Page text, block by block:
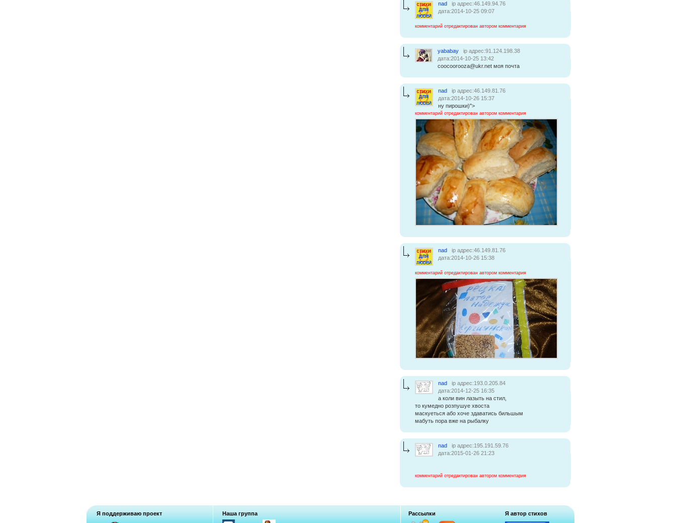
nad
ip адрес:46.149.94.76
дата:2014-10-25 09:07
комментарий отредактирован автором комментария
yababay
ip адрес:91.124.198.38
дата:2014-10-25 13:42
coocoorooza@ukr.net моя почта
nad
ip адрес:46.149.81.76
дата:2014-10-26 15:37
ну пирошки)">
комментарий отредактирован автором комментария
nad
ip адрес:46.149.81.76
дата:2014-10-26 15:38
комментарий отредактирован автором комментария
nad
ip адрес:193.0.205.84
дата:2014-12-25 16:35
а коли вин лазыть на стил,
то кумедно розпушуе хвоста
маскуеться або хоче здаватись бильшым
мабуть пора вже на рыбалку
nad
ip адрес:195.191.59.76
дата:2015-01-26 21:23
комментарий отредактирован автором комментария
Я поддерживаю проект Наша группа Рассылки Я автор стихов